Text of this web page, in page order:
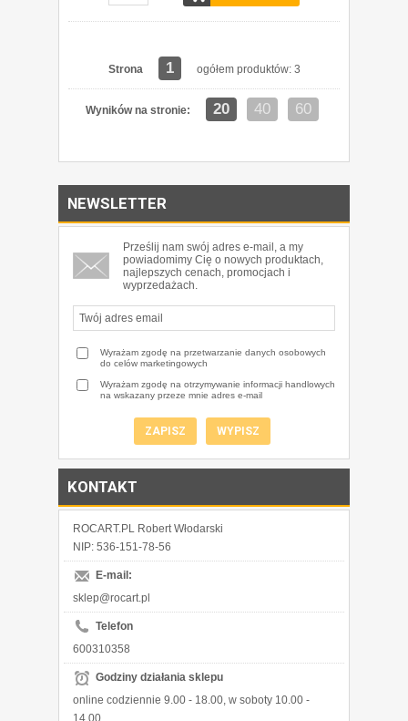
Strona 1 ogółem produktów: 3
Wyników na stronie: 20 40 60
NEWSLETTER
Prześlij nam swój adres e-mail, a my
powiadomimy Cię o nowych produktach,
najlepszych cenach, promocjach i
wyprzedażach.
Wyrażam zgodę na przetwarzanie danych osobowych
do celów marketingowych
Wyrażam zgodę na otrzymywanie informacji handlowych
na wskazany przeze mnie adres e-mail
KONTAKT
ROCART.PL Robert Włodarski
NIP: 536-151-78-56
E-mail:
sklep@rocart.pl
Telefon
600310358
Godziny działania sklepu
online codziennie 9.00 - 18.00, w soboty 10.00 -
14.00